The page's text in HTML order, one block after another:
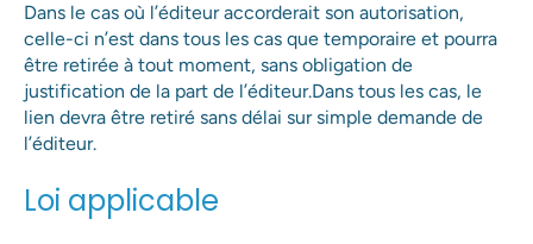
Dans le cas où l’éditeur accorderait son autorisation,
celle-ci n’est dans tous les cas que temporaire et pourra
être retirée à tout moment, sans obligation de
justification de la part de l’éditeur.Dans tous les cas, le
lien devra être retiré sans délai sur simple demande de
l’éditeur.
Loi applicable